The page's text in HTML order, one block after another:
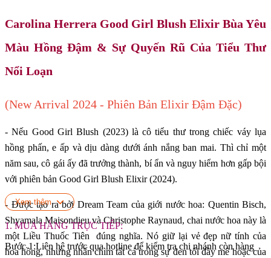
Carolina Herrera Good Girl Blush Elixir Bùa Yêu
Màu Hồng Đậm & Sự Quyến Rũ Của Tiểu Thư
Nổi Loạn
(New Arrival 2024 - Phiên Bản Elixir Đậm Đặc)
- Nếu Good Girl Blush (2023) là cô tiểu thư trong chiếc váy lụa
hồng phấn, e ấp và dịu dàng dưới ánh nắng ban mai. Thì chỉ một
năm sau, cô gái ấy đã trưởng thành, bí ẩn và nguy hiểm hơn gấp bội
với phiên bản Good Girl Blush Elixir (2024).
- Được tạo ra bởi Dream Team của giới nước hoa: Quentin Bisch,
Shyamala Maisondieu và Christophe Raynaud, chai nước hoa này là
một Liều Thuốc Tiên đúng nghĩa. Nó giữ lại vẻ đẹp nữ tính của
hoa hồng, nhưng nhấn chìm tất cả trong sự đen tối đầy mê hoặc của
Xem thêm
1. MUA HÀNG TRỰC TIẾP:
Bước 1:Liên hệ trước qua hotline để kiểm tra chi nhánh còn hàng